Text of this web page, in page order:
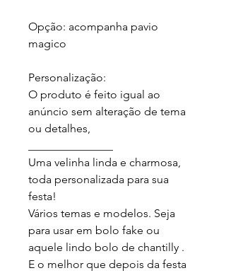
Opção: acompanha pavio
magico
Personalização:
O produto é feito igual ao
anúncio sem alteração de tema
ou detalhes,
Uma velinha linda e charmosa,
toda personalizada para sua
festa!
Vários temas e modelos. Seja
para usar em bolo fake ou
aquele lindo bolo de chantilly .
E o melhor que depois da festa